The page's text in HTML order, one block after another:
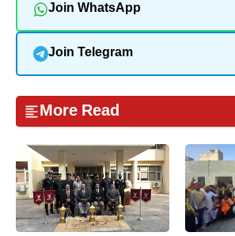
Join WhatsApp
Join Telegram
More Read